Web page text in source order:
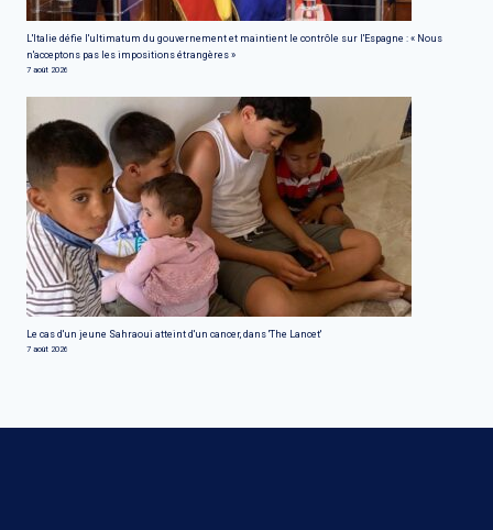
L'Italie défie l'ultimatum du gouvernement et maintient le contrôle sur l'Espagne : « Nous
n'acceptons pas les impositions étrangères »
7 août 2026
Le cas d'un jeune Sahraoui atteint d'un cancer, dans 'The Lancet'
7 août 2026